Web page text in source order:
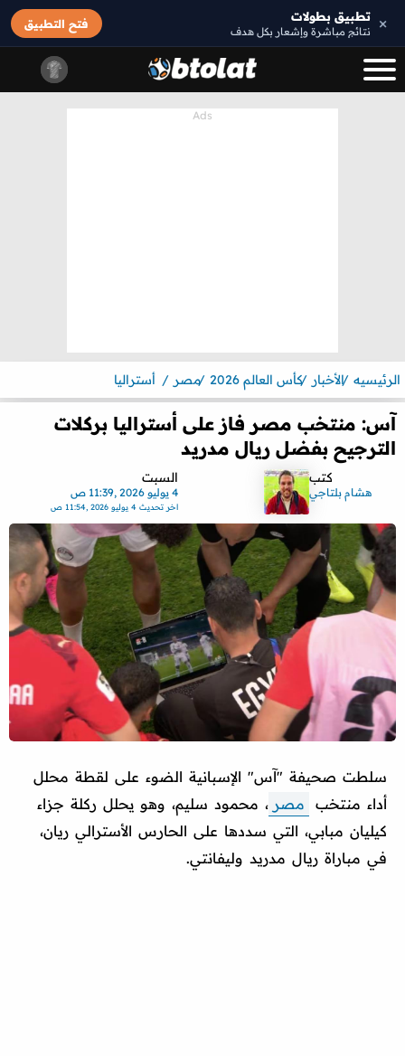
× تطبيق بطولات
نتائج مباشرة وإشعار بكل هدف
فتح التطبيق
الرئيسيه الأخبار كأس العالم 2026 مصر أستراليا
آس: منتخب مصر فاز على أستراليا بركلات
الترجيح بفضل ريال مدريد
كتب
هشام بلتاجي
السبت
4 يوليو 2026 ,11:39 ص
اخر تحديث4 يوليو 2026 ,11:54 ص
سلطت صحيفة "آس" الإسبانية الضوء على لقطة محلل
أداء منتخب
مصر ، محمود سليم، وهو يحلل ركلة جزاء
كيليان مبابي، التي سددها على الحارس الأسترالي ريان،
في مباراة ريال مدريد وليفانتي.